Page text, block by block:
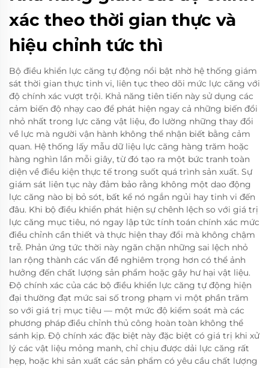
xác theo thời gian thực và
hiệu chỉnh tức thì
Bộ điều khiển lực căng tự động nổi bật nhờ hệ thống giám
sát thời gian thực tinh vi, liên tục theo dõi mức lực căng với
độ chính xác vượt trội. Khả năng tiên tiến này sử dụng các
cảm biến độ nhạy cao để phát hiện ngay cả những biến đổi
nhỏ nhất trong lực căng vật liệu, đo lường những thay đổi
về lực mà người vận hành không thể nhận biết bằng cảm
quan. Hệ thống lấy mẫu dữ liệu lực căng hàng trăm hoặc
hàng nghìn lần mỗi giây, từ đó tạo ra một bức tranh toàn
diện về điều kiện thực tế trong suốt quá trình sản xuất. Sự
giám sát liên tục này đảm bảo rằng không một dao động
lực căng nào bị bỏ sót, bất kể nó ngắn ngủi hay tinh vi đến
đâu. Khi bộ điều khiển phát hiện sự chênh lệch so với giá trị
lực căng mục tiêu, nó ngay lập tức tính toán chính xác mức
điều chỉnh cần thiết và thực hiện thay đổi mà không chậm
trễ. Phản ứng tức thời này ngăn chặn những sai lệch nhỏ
lan rộng thành các vấn đề nghiêm trọng hơn có thể ảnh
hưởng đến chất lượng sản phẩm hoặc gây hư hại vật liệu.
Độ chính xác của các bộ điều khiển lực căng tự động hiện
đại thường đạt mức sai số trong phạm vi một phần trăm
so với giá trị mục tiêu — một mức độ kiểm soát mà các
phương pháp điều chỉnh thủ công hoàn toàn không thể
sánh kịp. Độ chính xác đặc biệt này đặc biệt có giá trị khi xử
lý các vật liệu mỏng manh, chỉ chịu được dải lực căng rất
hẹp, hoặc khi sản xuất các sản phẩm có yêu cầu chất lượng